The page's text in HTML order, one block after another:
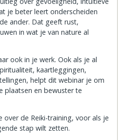
je beter leert onderscheiden
ander. Dat geeft rust,
in wat je van nature al
ook in je werk. Ook als je al
kaartleggingen,
helpt dit webinar je om
plaatsen en bewuster te
over de Reiki-training, voor als je
stap wilt zetten.